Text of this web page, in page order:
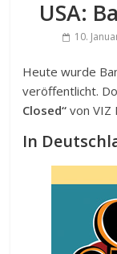
USA:
10.
Heute wurde
veröffentlicht.
Closed“ von VIZ
In